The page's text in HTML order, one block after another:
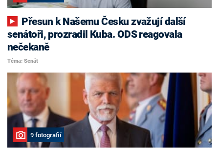
senátoři, prozradil Kuba. ODS reagovala
nečekaně
Téma: Senát
9 fotografií